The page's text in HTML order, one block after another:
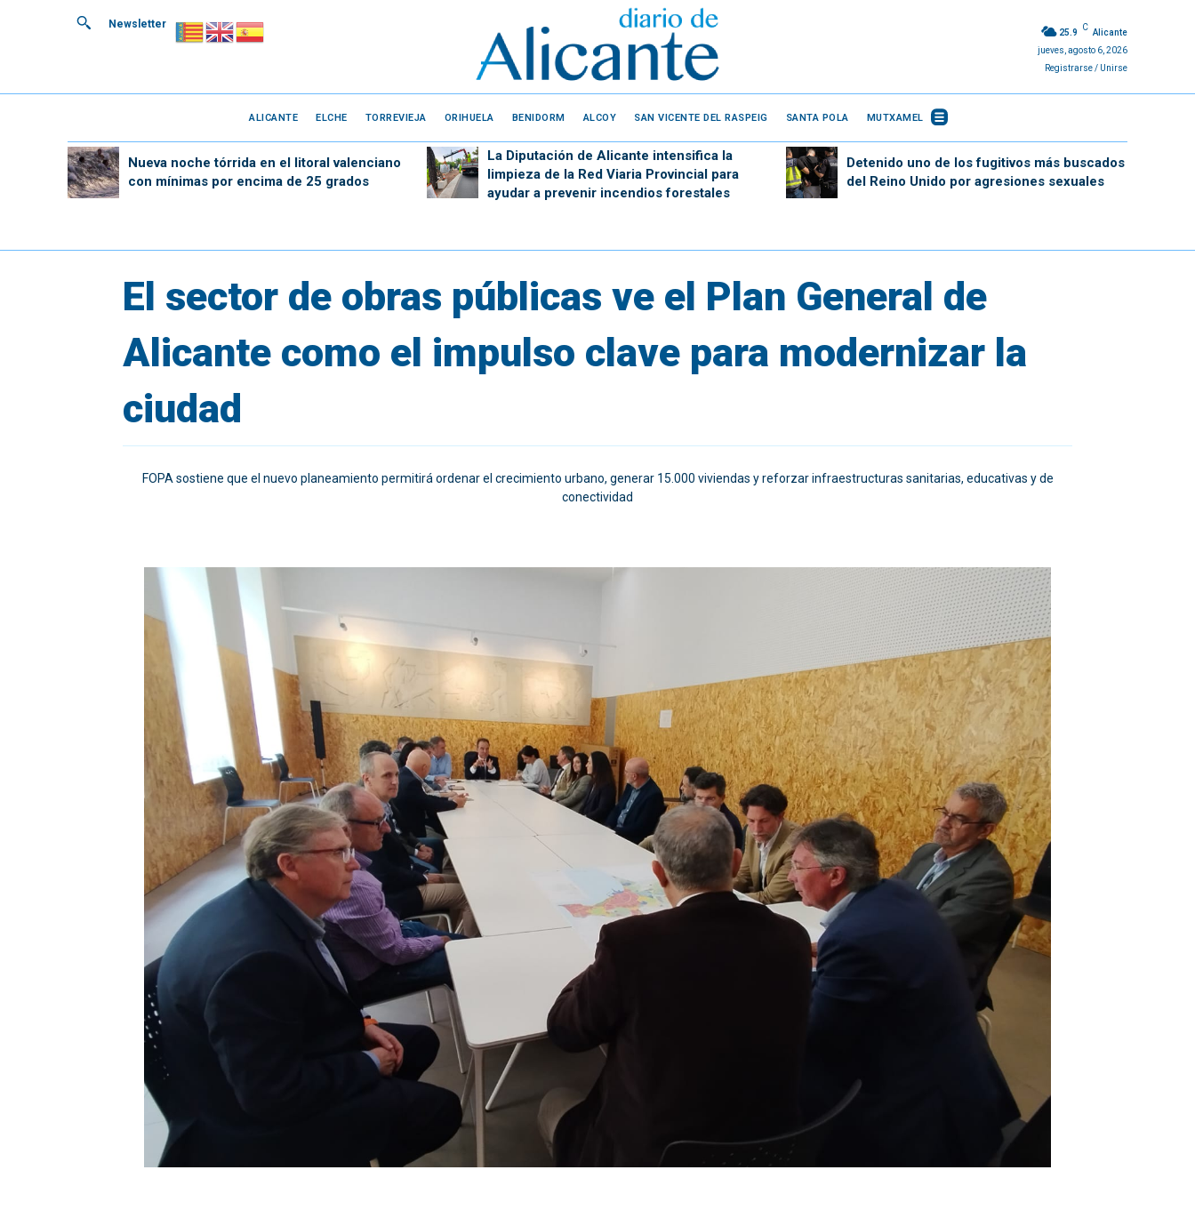
Newsletter
25.9
C
Alicante
jueves, agosto 6, 2026
Registrarse / Unirse
ALICANTE ELCHE TORREVIEJA ORIHUELA BENIDORM ALCOY SAN VICENTE DEL RASPEIG SANTA POLA MUTXAMEL
Nueva noche tórrida en el litoral valenciano
con mínimas por encima de 25 grados
La Diputación de Alicante intensifica la
limpieza de la Red Viaria Provincial para
ayudar a prevenir incendios forestales
Detenido uno de los fugitivos más buscados
del Reino Unido por agresiones sexuales
El sector de obras públicas ve el Plan General de
Alicante como el impulso clave para modernizar la
ciudad
FOPA sostiene que el nuevo planeamiento permitirá ordenar el crecimiento urbano, generar 15.000 viviendas y reforzar infraestructuras sanitarias, educativas y de
conectividad